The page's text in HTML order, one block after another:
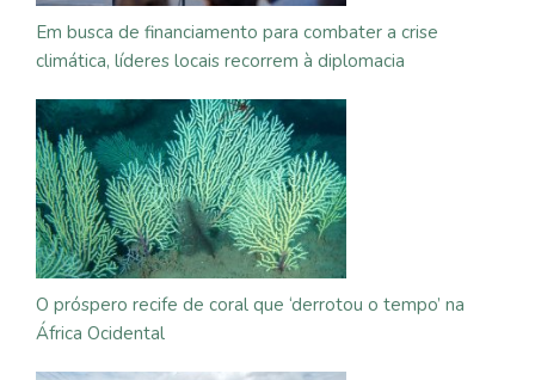
Em busca de financiamento para combater a crise
climática, líderes locais recorrem à diplomacia
O próspero recife de coral que ‘derrotou o tempo’ na
África Ocidental